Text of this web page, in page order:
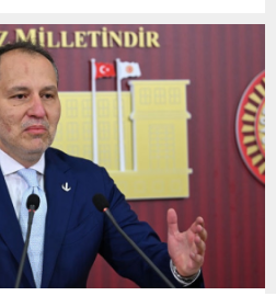
sona eriyor. Hak sahiplerine 72